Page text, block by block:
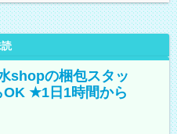
shopの梱包スタッ
★1日1時間から